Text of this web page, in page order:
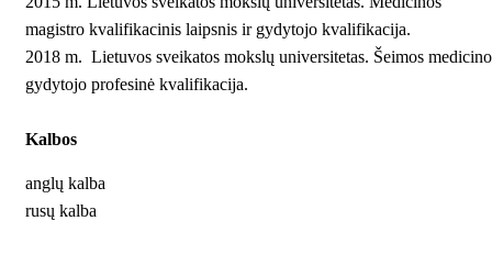
magistro kvalifikacinis laipsnis ir gydytojo kvalifikacija.
2018 m. Lietuvos sveikatos mokslų universitetas. Šeimos
gydytojo profesinė kvalifikacija.
Kalbos
anglų kalba
rusų kalba